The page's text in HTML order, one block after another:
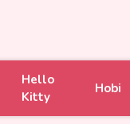
Hello
Kitty
Hobi